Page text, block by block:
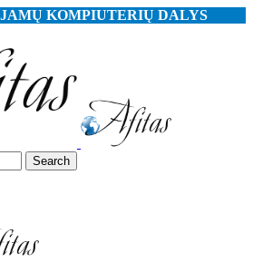
KOMPIUTERIŲ DALYS
Search